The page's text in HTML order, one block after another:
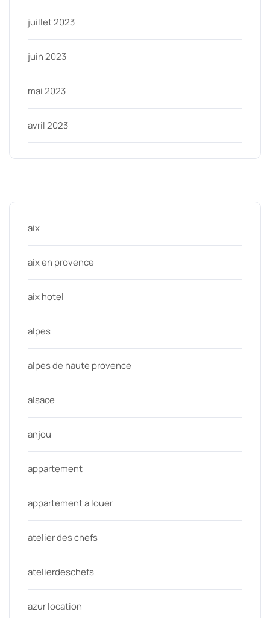
juillet 2023
juin 2023
mai 2023
avril 2023
aix
aix en provence
aix hotel
alpes
alpes de haute provence
alsace
anjou
appartement
appartement a louer
atelier des chefs
atelierdeschefs
azur location